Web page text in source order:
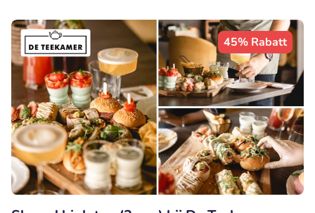
45% Rabatt